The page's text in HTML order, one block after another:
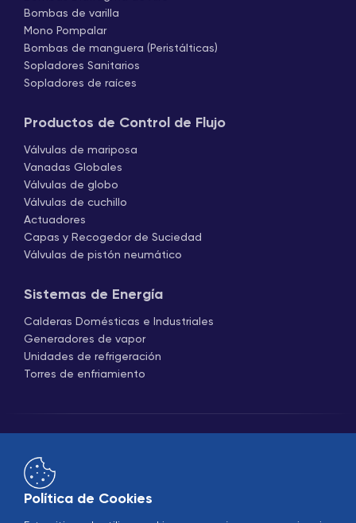
Bombas de varilla
Mono Pompalar
Bombas de manguera (Peristálticas)
Sopladores Sanitarios
Sopladores de raíces
Productos de Control de Flujo
Válvulas de mariposa
Vanadas Globales
Válvulas de globo
Válvulas de cuchillo
Actuadores
Capas y Recogedor de Suciedad
Válvulas de pistón neumático
Sistemas de Energía
Calderas Domésticas e Industriales
Generadores de vapor
Unidades de refrigeración
Torres de enfriamiento
Política de Cookies